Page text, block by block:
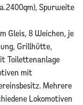
Spurweite
Gleis, 8 Weichen, je
Grillhütte,
Toilettenanlage
mit
Mehrere
Lokomotiven